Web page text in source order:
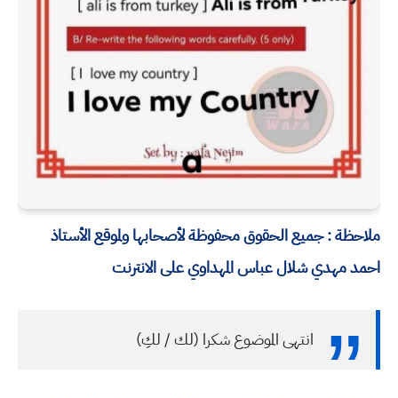
ملاحظة : جميع الحقوق محفوظة لأصحابها ولموقع الأستاذ
احمد مهدي شلال عباس المهداوي على الانترنت
انتهى الموضوع شكرا (لك / لكِ)